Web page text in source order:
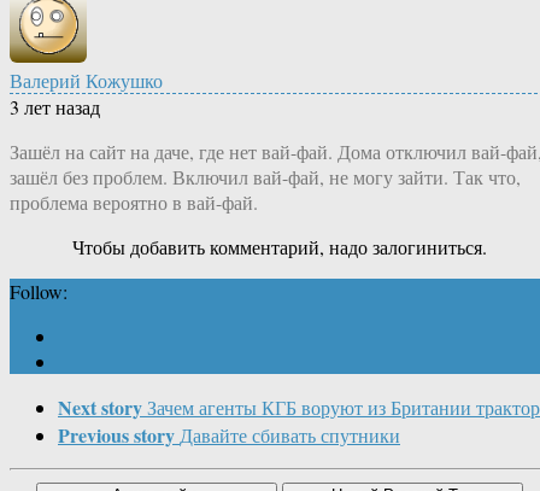
Валерий Кожушко
3 лет назад
Зашёл на сайт на даче, где нет вай-фай. Дома отключил вай-
зашёл без проблем. Включил вай-фай, не могу зайти. Так что,
проблема вероятно в вай-фай.
Чтобы добавить комментарий, надо залогиниться.
Follow:
Next storyЗачем агенты КГБ воруют из Британии
Previous storyДавайте сбивать спутники